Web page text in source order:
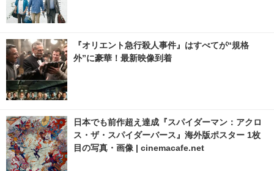
『オリエント急行殺人事件』はすべてが“規格
外”に豪華！最新映像到着
日本でも前作超え達成『スパイダーマン：アクロ
ス・ザ・スパイダーバース』海外版ポスター 1枚
目の写真・画像 | cinemacafe.net